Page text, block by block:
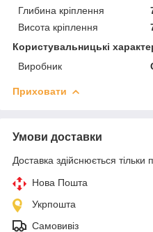
Глибина кріплення
Висота кріплення
Користувальницькі
Виробник
Приховати
Умови доставки
Доставка здійснюється тільки
Нова Пошта
Укрпошта
Самовивіз